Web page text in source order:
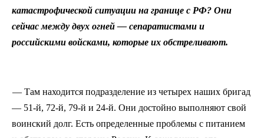
катастрофической ситуации на границе с РФ? Они
сейчас между двух огней — сепаратистами и
российскими войсками, которые их обстреливают.
— Там находится подразделение из четырех наших бригад
— 51‑й, 72‑й, 79‑й и 24‑й. Они достойно выполняют свой
воинский долг. Есть определенные проблемы с питанием